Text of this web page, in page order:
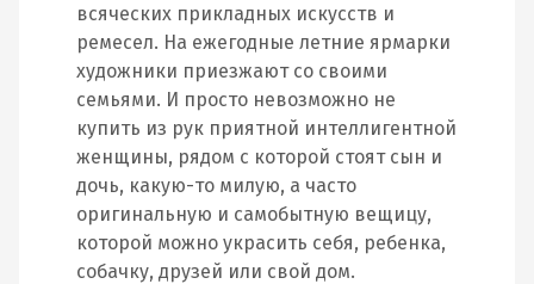
всяческих прикладных искусств и
ремесел. На ежегодные летние ярмарки
художники приезжают со своими
семьями. И просто невозможно не
купить из рук приятной интеллигентной
женщины, рядом с которой стоят сын и
дочь, какую-то милую, а часто
оригинальную и самобытную вещицу,
которой можно украсить себя, ребенка,
собачку, друзей или свой дом.